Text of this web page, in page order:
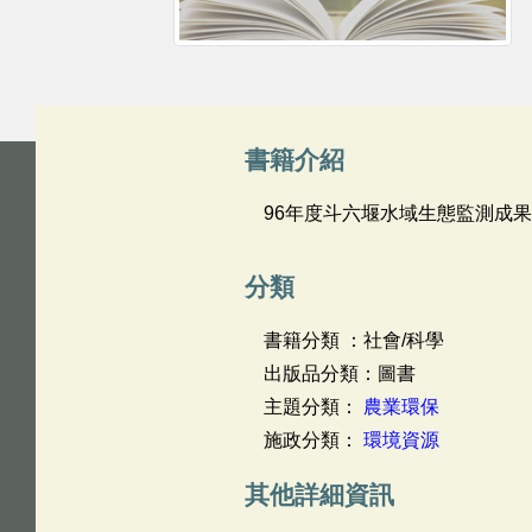
書籍介紹
96年度斗六堰水域生態監測成
分類
書籍分類 ：社會/科學
出版品分類：圖書
主題分類： 農業環保
施政分類： 環境資源
其他詳細資訊